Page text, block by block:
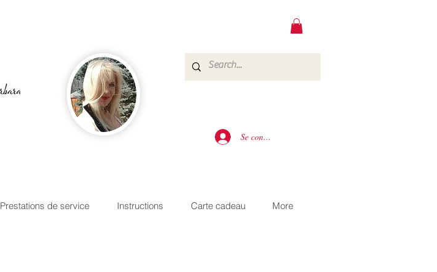
Se connecter
Prestations de service Instructions Carte cadeau More